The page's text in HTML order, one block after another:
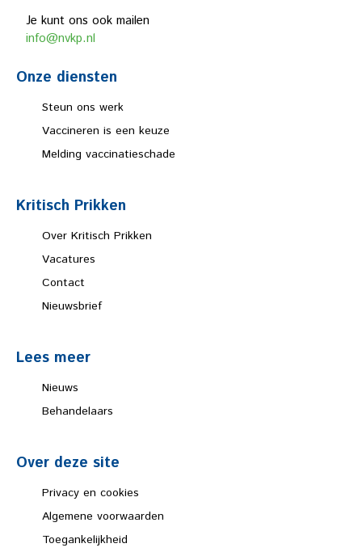
Je kunt ons ook mailen
info@nvkp.nl
Onze diensten
Steun ons werk
Vaccineren is een keuze
Melding vaccinatieschade
Kritisch Prikken
Over Kritisch Prikken
Vacatures
Contact
Nieuwsbrief
Lees meer
Nieuws
Behandelaars
Over deze site
Privacy en cookies
Algemene voorwaarden
Toegankelijkheid